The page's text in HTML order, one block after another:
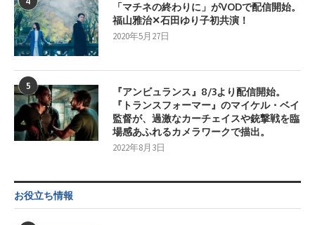
「マチネの終わりに」がVODで配信開始。
福山雅治✕石田ゆり子初共演！
2020年5月27日
5
『アンビュランス』8/3より配信開始。
『トランスフォーマー』のマイケル・ベイ
監督が、過激なカーチェイスや銃撃戦を臨
場感あふれるカメラワークで描出。
2022年8月3日
お役立ち情報